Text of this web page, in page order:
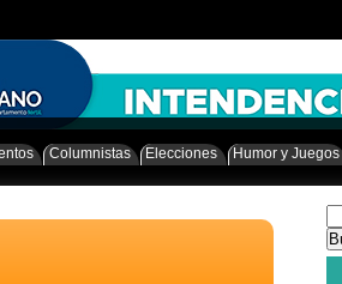
Columnistas Elecciones Humor y Juegos